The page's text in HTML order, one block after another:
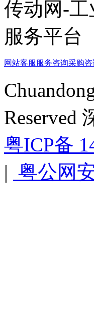
传动网-工
服务平台
网站客服 服务咨询采购咨
Reserved
粤ICP备
| 粤公网